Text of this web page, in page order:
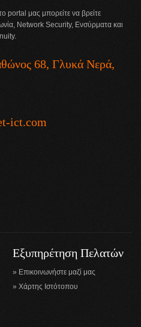
μας μπορείτε να βρείτε
Network Security, Ενσύρματα και
68, Γλυκά Νερά,
ict.com
Εξυπηρέτηση Πελατών
Επικοινωνήστε μαζί μας
Χάρτης Ιστότοπου